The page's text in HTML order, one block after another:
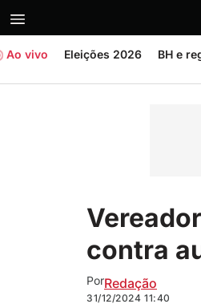
Ao vivo Eleições 2026 BH e
contra
PorRedação
31/12/2024 11:40